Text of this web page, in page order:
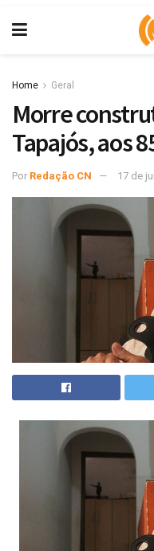
Home Geral
Morre
Tapajós, aos
Por Redação CN 17 de